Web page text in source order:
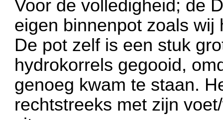
Voor de volledigheid; de
eigen binnenpot zoals
De pot zelf is een stuk
hydrokorrels gegooid,
genoeg kwam te staan.
rechtstreeks met zijn